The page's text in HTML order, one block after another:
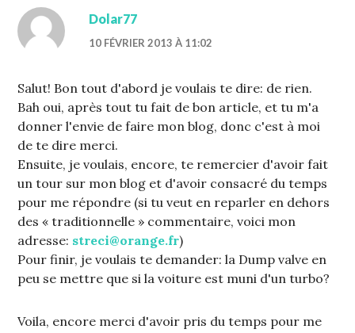
Dolar77
10 FÉVRIER 2013 À 11:02
Salut! Bon tout d'abord je voulais te dire: de rien.
Bah oui, après tout tu fait de bon article, et tu m'a
donner l'envie de faire mon blog, donc c'est à moi
de te dire merci.
Ensuite, je voulais, encore, te remercier d'avoir fait
un tour sur mon blog et d'avoir consacré du temps
pour me répondre (si tu veut en reparler en dehors
des « traditionnelle » commentaire, voici mon
adresse: streci@orange.fr)
Pour finir, je voulais te demander: la Dump valve en
peu se mettre que si la voiture est muni d'un turbo?
Voila, encore merci d'avoir pris du temps pour me